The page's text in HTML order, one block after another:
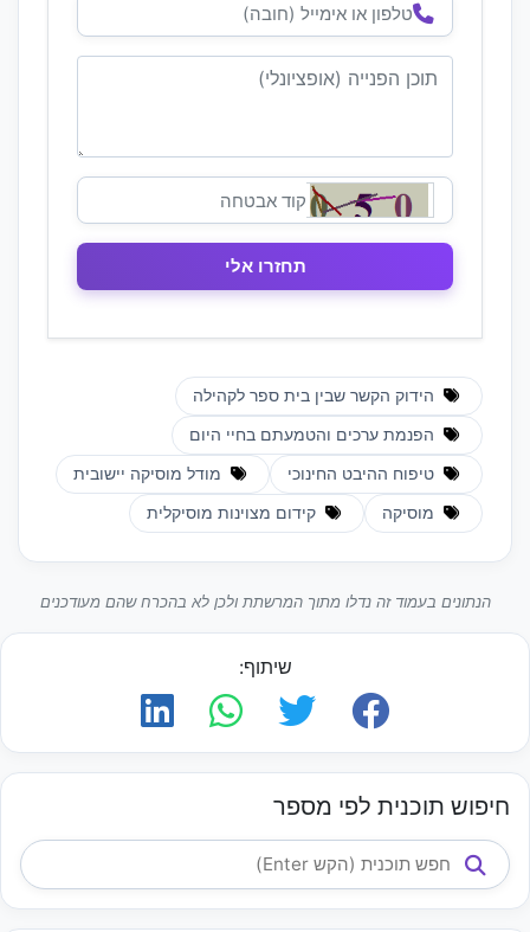
הידוק הקשר שבין בית ספר לקהילה
הפנמת ערכים והטמעתם בחיי היום
טיפוח ההיבט החינוכי מודל מוסיקה יישובית
מוסיקה קידום מצוינות מוסיקלית
הנתונים בעמוד זה נדלו מתוך המרשתת ולכן לא בהכרח שהם מעודכנים
שיתוף:
חיפוש תוכנית לפי מספר